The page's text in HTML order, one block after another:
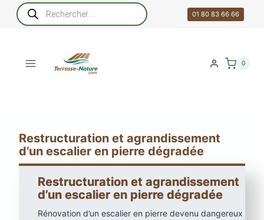
Recherche
de
produits
01 80 83 66 66
0
Restructuration et agrandissement
d’un escalier en pierre dégradée
Restructuration et agrandissement
d’un escalier en pierre dégradée
Rénovation d’un escalier en pierre devenu dangereux